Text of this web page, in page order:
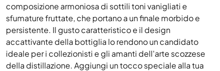
composizione armoniosa di sottili toni vanigliati e
sfumature fruttate, che portano a un finale morbido e
persistente. Il gusto caratteristico e il design
accattivante della bottiglia lo rendono un candidato
ideale per i collezionisti e gli amanti dell'arte scozzese
della distillazione. Aggiungi un tocco speciale alla tua